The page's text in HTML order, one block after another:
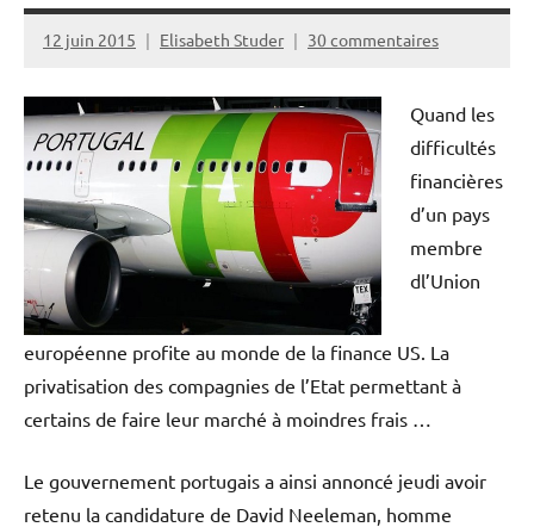
12 juin 2015 Elisabeth Studer 30 commentaires
Quand les
difficultés
financières
d’un pays
membre
dl’Union
européenne profite au monde de la finance US. La
privatisation des compagnies de l’Etat permettant à
certains de faire leur marché à moindres frais …
Le gouvernement portugais a ainsi annoncé jeudi avoir
retenu la candidature de David Neeleman, homme